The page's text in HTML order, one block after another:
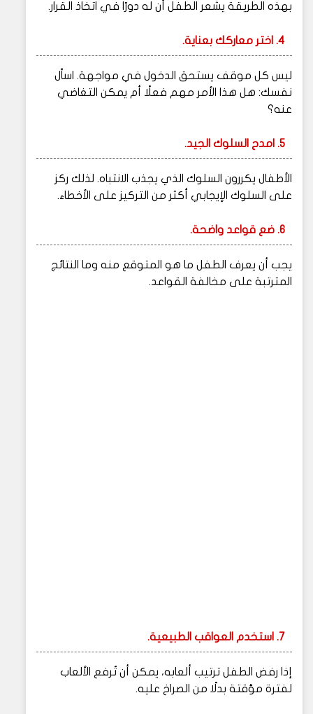
بهذه الطريقة يشعر الطفل أن له دورًا في اتخاذ القرار.
4. اختر معاركك بعناية.
ليس كل موقف يستحق الدخول في مواجهة. اسأل
نفسك: هل هذا الأمر مهم فعلًا أم يمكن التغاضي
عنه؟
5. امدح السلوك الجيد.
الأطفال يكررون السلوك الذي يجذب الانتباه. لذلك ركز
على السلوك الإيجابي أكثر من التركيز على الأخطاء.
6. ضع قواعد واضحة.
يجب أن يعرف الطفل ما هو المتوقع منه وما النتائج
المترتبة على مخالفة القواعد.
7. استخدم العواقب الطبيعية.
إذا رفض الطفل ترتيب ألعابه، يمكن أن تُرفع الألعاب
لفترة مؤقتة بدلًا من الصراخ عليه.